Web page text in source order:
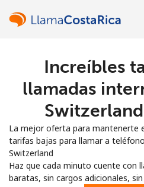
Increíbles
llamadas
La mejor oferta para mantenerte
tarifas bajas para llamar a
Switzerland
Haz que cada minuto cuente con
baratas, sin cargos adicionales,